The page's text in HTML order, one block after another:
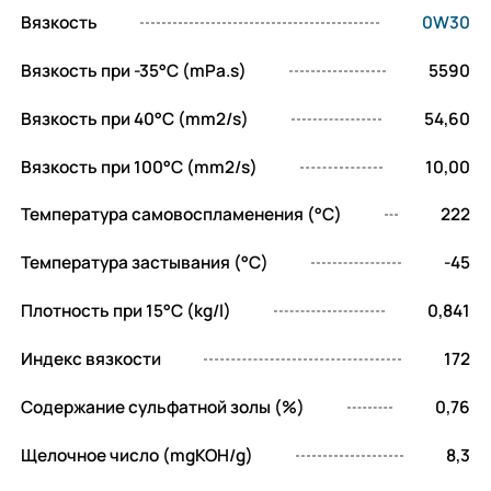
такими как сажевые фильтры (DPF). Масло
нормам EURO V и EURO VI, что позволяет
продлить срок службы этих систем и
окружающую среду. Это делает Bardahl XTEC
0W-30 B12 не только эффективным, но и
экологически безопасным выбором для
автовладельцев.
Энергосберегающие
свойства
Класс вязкости 0W-30 делает это масло
особенно ценным для современных
Вязкость 0W30
Вязкость при -35°C (mPa.s) 5590
Вязкость при 40°C (mm2/s) 54,60
Вязкость при 100°C (mm2/s) 10,00
Температура самовоспламенения (°C) 222
Температура застывания (°C) -45
Плотность при 15°C (kg/l) 0,841
Индекс вязкости 172
Содержание сульфатной золы (%) 0,76
Щелочное число (mgKOH/g) 8,3